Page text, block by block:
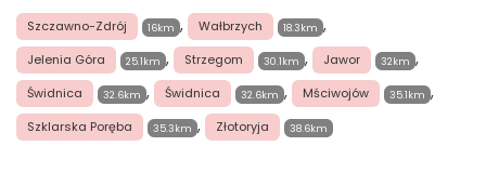
Szczawno-Zdrój 16km , Wałbrzych 18.3km ,
Jelenia Góra 25.1km , Strzegom 30.1km , Jawor 32km ,
Świdnica 32.6km , Świdnica 32.6km , Mściwojów 35.1km ,
Szklarska Poręba 35.3km , Złotoryja 38.6km